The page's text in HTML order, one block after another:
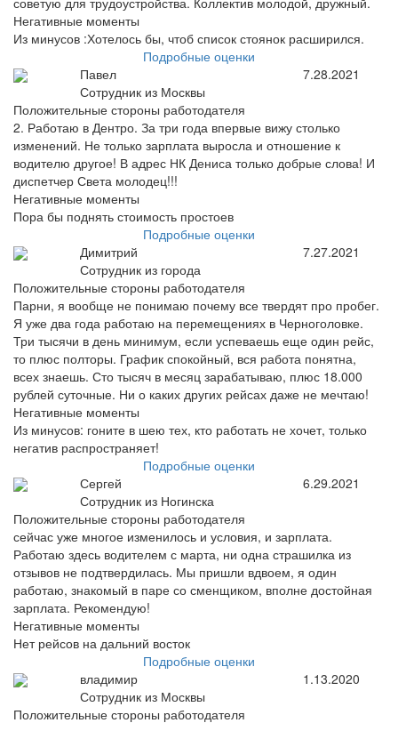
Негативные моменты
Из минусов :Хотелось бы, чтоб список стоянок расширился.
Подробные оценки
Павел
Сотрудник из Москвы
7.28.2021
Положительные стороны работодателя
2. Работаю в Дентро. За три года впервые вижу столько
изменений. Не только зарплата выросла и отношение к
водителю другое! В адрес НК Дениса только добрые слова! И
диспетчер Света молодец!!!
Негативные моменты
Пора бы поднять стоимость простоев
Подробные оценки
Димитрий
Сотрудник из города
7.27.2021
Положительные стороны работодателя
Парни, я вообще не понимаю почему все твердят про пробег.
Я уже два года работаю на перемещениях в Черноголовке.
Три тысячи в день минимум, если успеваешь еще один рейс,
то плюс полторы. График спокойный, вся работа понятна,
всех знаешь. Сто тысяч в месяц зарабатываю, плюс 18.000
рублей суточные. Ни о каких других рейсах даже не мечтаю!
Негативные моменты
Из минусов: гоните в шею тех, кто работать не хочет, только
негатив распространяет!
Подробные оценки
Сергей
Сотрудник из Ногинска
6.29.2021
Положительные стороны работодателя
сейчас уже многое изменилось и условия, и зарплата.
Работаю здесь водителем с марта, ни одна страшилка из
отзывов не подтвердилась. Мы пришли вдвоем, я один
работаю, знакомый в паре со сменщиком, вполне достойная
зарплата. Рекомендую!
Негативные моменты
Нет рейсов на дальний восток
Подробные оценки
владимир
Сотрудник из Москвы
1.13.2020
Положительные стороны работодателя